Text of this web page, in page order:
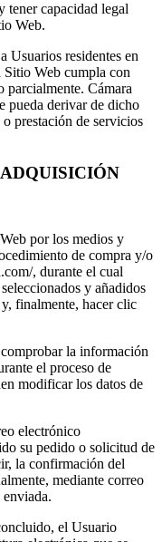
tener capacidad legal
Web.
Usuarios residentes en
Sitio Web cumpla con
parcialmente. Cámara
pueda derivar de dicho
prestación de servicios
por los medios y
de compra y/o
, durante el cual
y añadidos
finalmente, hacer clic
la información
el proceso de
modificar los datos de
electrónico
su pedido o solicitud de
la confirmación del
mediante correo
el Usuario